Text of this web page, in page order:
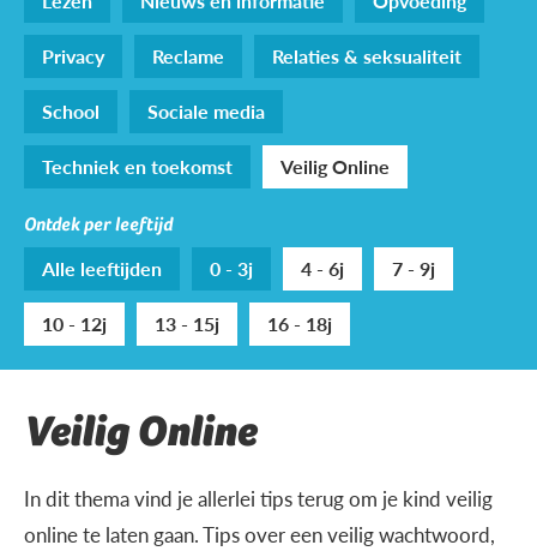
Privacy
Reclame
Relaties & seksualiteit
School
Sociale media
Techniek en toekomst
Veilig Online
Ontdek per leeftijd
Alle leeftijden 0 - 3j 4 - 6j
7 - 9j
10 - 12j
13 - 15j 16 - 18j
Veilig Online
In dit thema vind je allerlei tips terug om je kind veilig
online te laten gaan. Tips over een veilig wachtwoord,